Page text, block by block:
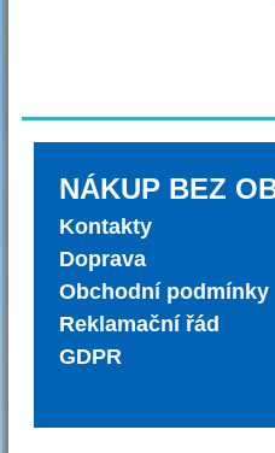
NÁKUP BEZ
Kontakty
Doprava
Obchodní podmínky
Reklamační řád
GDPR